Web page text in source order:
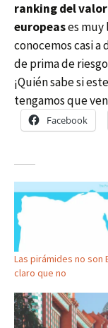
ranking del
europeases muy
conocemos casi
de prima de
¡Quién sabe si
tengamos que
Facebook
Las pirámides no son
claro que no